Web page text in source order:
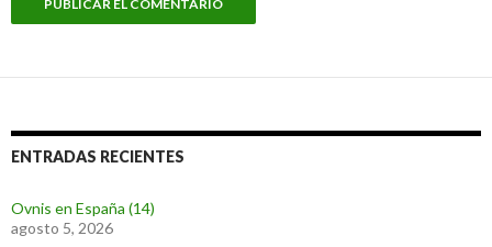
ENTRADAS RECIENTES
Ovnis en España (14)
agosto 5, 2026